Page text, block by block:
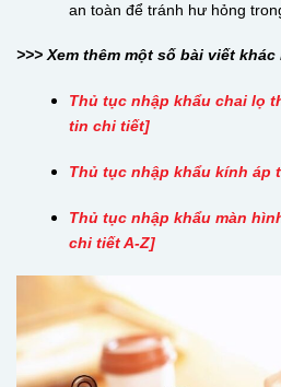
an toàn để tránh hư hỏng
>>> Xem thêm một số bài viết
Thủ tục nhập khẩu chai lọ
tin chi tiết]
Thủ tục nhập khẩu kính áp
Thủ tục nhập khẩu màn
chi tiết A-Z]